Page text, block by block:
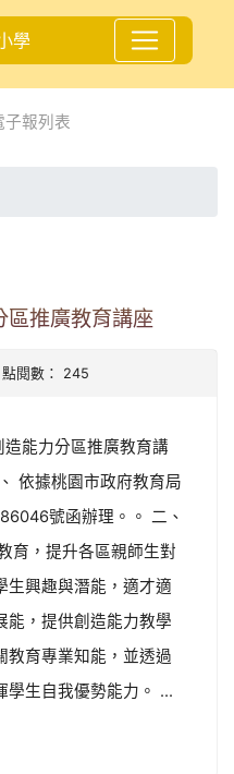
學
子報列表
區推廣教育講座
閱數： 245
能力分區推廣教育講
依據桃園市政府教育局
號函辦理。。 二、
育，提升各區親師生對
生興趣與潛能，適才適
能，提供創造能力教學
教育專業知能，並透過
學生自我優勢能力。 ...